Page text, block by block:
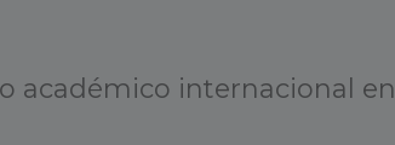
académico internacional en